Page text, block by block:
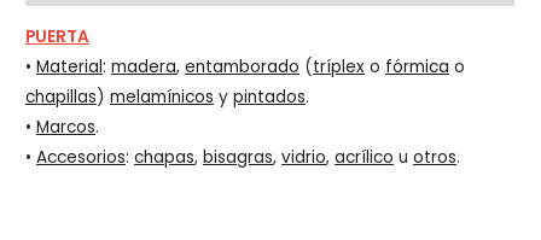
PUERTA
•Material:madera,entamborado (tríplex o fórmica o
chapillas)melamínicos ypintados.
•Marcos.
•Accesorios:chapas,bisagras,vidrio,acrílico uotros.